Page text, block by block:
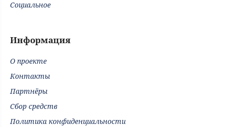
Социальное
Информация
О проекте
Контакты
Партнёры
Сбор средств
Политика конфиденциальности